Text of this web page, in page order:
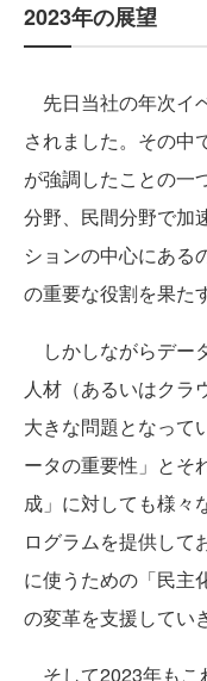
2023年の展望
先日当社の年次イ
されました。その中
が強調したことの一
分野、民間分野で加
ションの中心にある
の重要な役割を果た
しかしながらデー
人材（あるいはクラ
大きな問題となって
ータの重要性」とそ
成」に対しても様々
ログラムを提供して
に使うための「民主
の変革を支援してい
そして2023年もこ